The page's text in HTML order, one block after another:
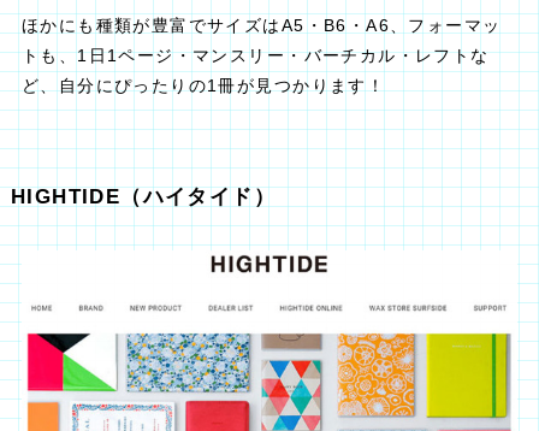
ほかにも種類が豊富でサイズはA5・B6・A6、フォーマッ
トも、1日1ページ・マンスリー・バーチカル・レフトな
ど、自分にぴったりの1冊が見つかります！
HIGHTIDE（ハイタイド）